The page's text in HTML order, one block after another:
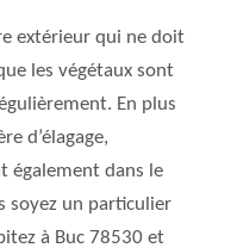
extérieur qui ne doit
les végétaux sont
En plus
d’élagage,
également dans le
soyez un particulier
à Buc 78530 et